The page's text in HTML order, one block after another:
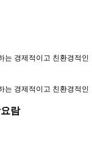
는 경제적이고 친환경적인
는 경제적이고 친환경적인
람